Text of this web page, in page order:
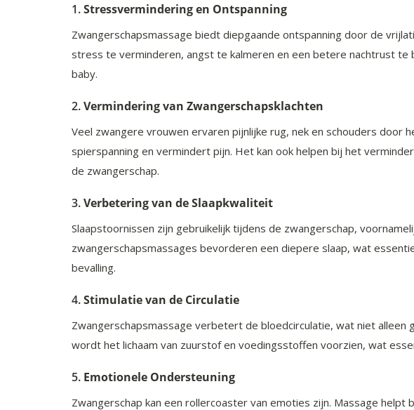
1.Stressvermindering en Ontspanning
Zwangerschapsmassage biedt diepgaande ontspanning door de
stress te verminderen, angst te kalmeren en een betere nachtrust te
baby.
2.Vermindering van Zwangerschapsklachten
Veel zwangere vrouwen ervaren pijnlijke rug, nek en schouders
spierspanning en vermindert pijn. Het kan ook helpen bij het
de zwangerschap.
3.Verbetering van de Slaapkwaliteit
Slaapstoornissen zijn gebruikelijk tijdens de zwangerschap,
zwangerschapsmassages bevorderen een diepere slaap, wat
bevalling.
4.Stimulatie van de Circulatie
Zwangerschapsmassage verbetert de bloedcirculatie, wat niet
wordt het lichaam van zuurstof en voedingsstoffen voorzien, wat
5. Emotionele Ondersteuning
Zwangerschap kan een rollercoaster van emoties zijn. Massage